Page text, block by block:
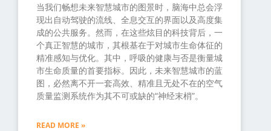
当我们畅想未来智慧城市的图景时，脑海中总会浮
现出自动驾驶的流线、全息交互的界面以及高度集
成的公共服务。然而，在这些炫目的科技背后，一
个真正智慧的城市，其根基在于对城市生命体征的
精准感知与优化。其中，呼吸的健康与否是衡量城
市生命质量的首要指标。因此，未来智慧城市的蓝
图，必然离不开一套高效、精准且无处不在的空气
质量监测系统作为其不可或缺的“神经末梢”。
READ MORE »